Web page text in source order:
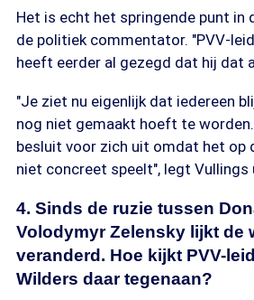
Het is echt het springende punt in
de politiek commentator. "PVV-
heeft eerder al gezegd dat hij dat
"Je ziet nu eigenlijk dat iedereen
nog niet gemaakt hoeft te
besluit voor zich uit omdat het op
niet concreet speelt", legt Vullings
4. Sinds de ruzie tussen
Volodymyr Zelensky lijkt de
veranderd. Hoe kijkt PVV-
Wilders daar tegenaan?